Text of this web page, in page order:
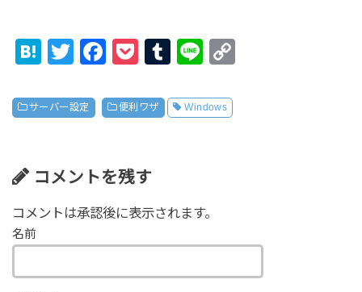
H
e
T
tt
F
c
o
o
P
ck
T
m
Li
e
サーバー設定 便利ワザ Windows
コメントを残す
コメントは承認後に表示されます。
名前